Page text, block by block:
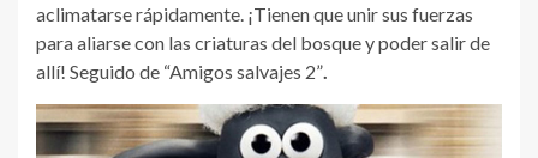
aclimatarse rápidamente. ¡Tienen que unir sus fuerzas
para aliarse con las criaturas del bosque y poder salir de
allí! Seguido de “Amigos salvajes 2”